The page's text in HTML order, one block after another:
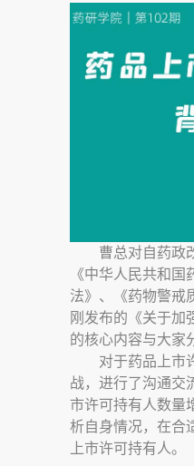
曹总对自药政
《中华人民共和
法》、《药物警戒
刚发布的《关于加
的核心内容与大家
对于药品上市
战，进行了沟通交
市许可持有人数量
析自身情况，在合
上市许可持有人。